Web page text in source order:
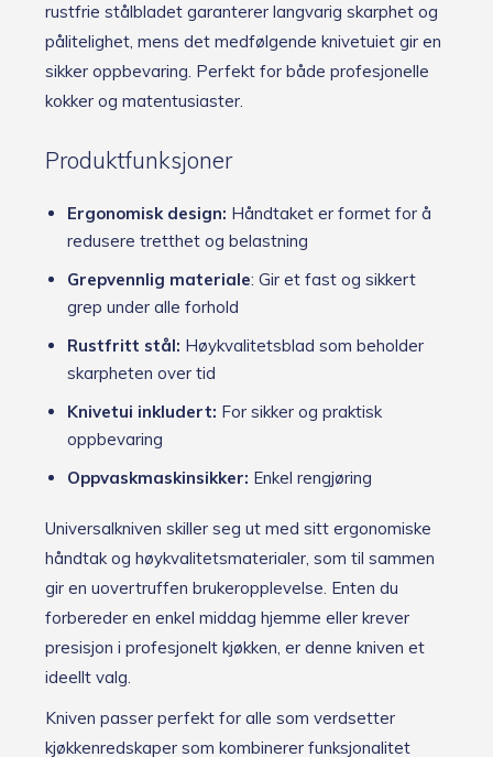
rustfrie stålbladet garanterer langvarig skarphet og
pålitelighet, mens det medfølgende knivetuiet gir en
sikker oppbevaring. Perfekt for både profesjonelle
kokker og matentusiaster.
Produktfunksjoner
Ergonomisk design: Håndtaket er formet for å
redusere tretthet og belastning
Grepvennlig materiale: Gir et fast og sikkert
grep under alle forhold
Rustfritt stål: Høykvalitetsblad som beholder
skarpheten over tid
Knivetui inkludert: For sikker og praktisk
oppbevaring
Oppvaskmaskinsikker: Enkel rengjøring
Universalkniven skiller seg ut med sitt ergonomiske
håndtak og høykvalitetsmaterialer, som til sammen
gir en uovertruffen brukeropplevelse. Enten du
forbereder en enkel middag hjemme eller krever
presisjon i profesjonelt kjøkken, er denne kniven et
ideellt valg.
Kniven passer perfekt for alle som verdsetter
kjøkkenredskaper som kombinerer funksjonalitet